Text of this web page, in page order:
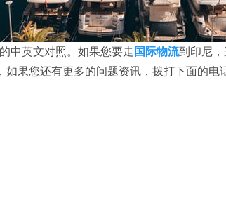
中英文对照。如果您要走 国际物流到印尼
果您还有更多的问题资讯，拨打下面的电